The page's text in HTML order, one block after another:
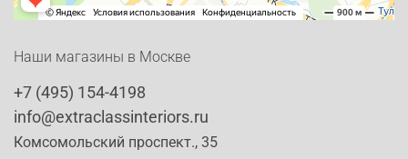
Наши магазины в Москве
+7 (495) 154-4198
info@extraclassinteriors.ru
Комсомольский проспект., 35